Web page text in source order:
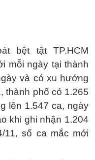
bệt tật TP.HCM
mỗi ngày tại thành
và có xu hướng
thành phố có 1.265
lên 1.547 ca, ngày
khi ghi nhận 1.204
11, số ca mắc mới